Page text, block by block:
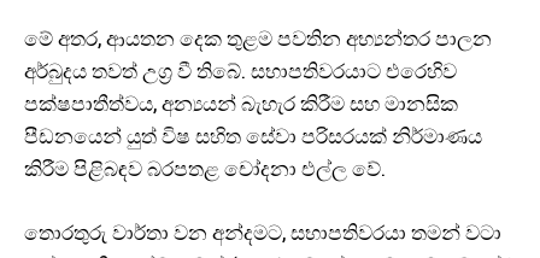
මේ අතර, ආයතන දෙක තුළම පවතින අභ්‍යන්තර පාලන
අර්බුදය තවත් උග්‍ර වී තිබේ. සභාපතිවරයාට එරෙහිව
පක්ෂපාතීත්වය, අන්‍යයන් බැහැර කිරීම සහ මානසික
පීඩනයෙන් යුත් විෂ සහිත සේවා පරිසරයක් නිර්මාණය
කිරීම පිළිබඳව බරපතළ චෝදනා එල්ල වේ.
තොරතුරු වාර්තා වන අන්දමට, සභාපතිවරයා තමන් වටා